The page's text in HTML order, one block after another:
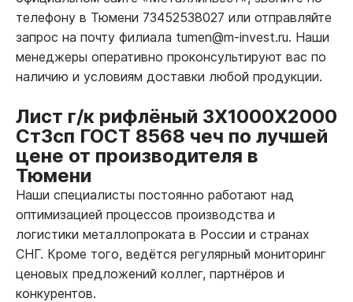
телефону в Тюмени 73452538027 или отправляйте
запрос на почту филиала tumen@m-invest.ru. Наши
менеджеры оперативно проконсультируют вас по
наличию и условиям доставки любой продукции.
Лист г/к рифлёный 3Х1000Х2000
Ст3сп ГОСТ 8568 чеч по лучшей
цене от производителя в
Тюмени
Наши специалисты постоянно работают над
оптимизацией процессов производства и
логистики металлопроката в России и странах
СНГ. Кроме того, ведётся регулярный мониторинг
ценовых предложений коллег, партнёров и
конкурентов.